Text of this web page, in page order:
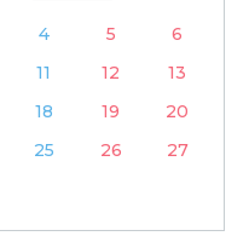
4 5
6
11 12
13
18 19
20
25 26
27